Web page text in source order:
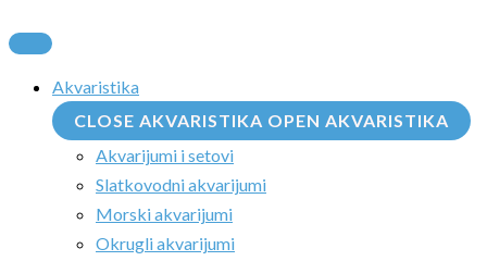
Akvaristika
CLOSE AKVARISTIKA OPEN AKVARISTIKA
Akvarijumi i setovi
Slatkovodni akvarijumi
Morski akvarijumi
Okrugli akvarijumi